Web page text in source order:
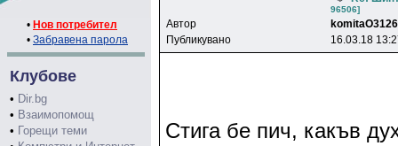
• Нов потребител
• Забравена парола
Клубове
• Dir.bg
• Взаимопомощ
• Горещи теми
96506]
Автор
Публикувано
16.03.18
Стига бе пич, какъв